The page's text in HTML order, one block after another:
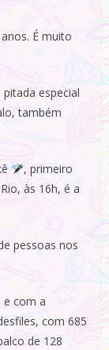
É muito
especial
também
, primeiro
às 16h, é a
pessoas nos
e com a
com 685
de 128